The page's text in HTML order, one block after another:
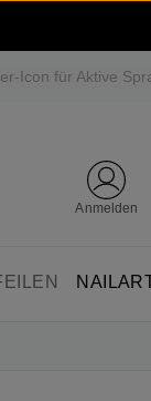
Anmelden